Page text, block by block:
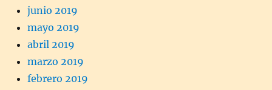
junio 2019
mayo 2019
abril 2019
marzo 2019
febrero 2019